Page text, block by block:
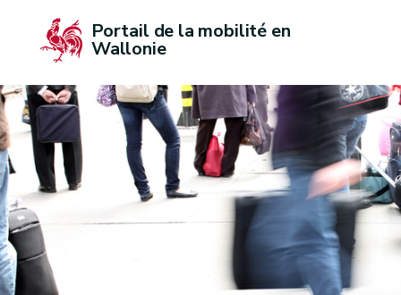
Portail de la mobilité en
Wallonie